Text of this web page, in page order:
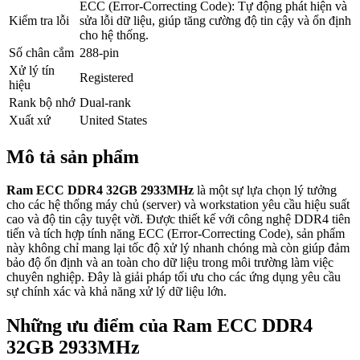
Kiểm tra lỗi
ECC (Error-Correcting Code): Tự động phát hiện và
sửa lỗi dữ liệu, giúp tăng cường độ tin cậy và ổn định
cho hệ thống.
Số chân cắm 288-pin
Xử lý tín
hiệu
Registered
Rank bộ nhớ Dual-rank
Xuất xứ
United States
Mô tả sản phẩm
Ram ECC DDR4 32GB 2933MHz là một sự lựa chọn lý tưởng
cho các hệ thống máy chủ (server) và workstation yêu cầu hiệu suất
cao và độ tin cậy tuyệt vời. Được thiết kế với công nghệ DDR4 tiên
tiến và tích hợp tính năng ECC (Error-Correcting Code), sản phẩm
này không chỉ mang lại tốc độ xử lý nhanh chóng mà còn giúp đảm
bảo độ ổn định và an toàn cho dữ liệu trong môi trường làm việc
chuyên nghiệp. Đây là giải pháp tối ưu cho các ứng dụng yêu cầu
sự chính xác và khả năng xử lý dữ liệu lớn.
Những ưu điểm của Ram ECC DDR4
32GB 2933MHz